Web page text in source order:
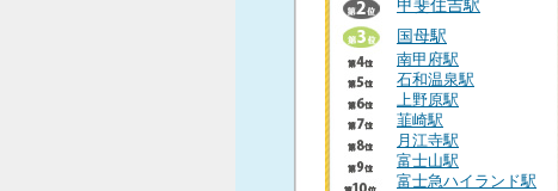
甲斐住吉駅
国母駅
南甲府駅
石和温泉駅
上野原駅
韮崎駅
月江寺駅
富士山駅
富士急ハイランド駅